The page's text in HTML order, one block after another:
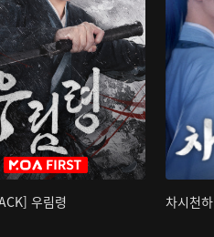
우림령 차시천하